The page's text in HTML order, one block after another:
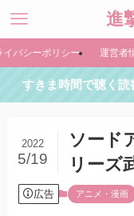
進
イバシーポリシー 運営者
すきま時間で聴く読
ソード
リーズ
2022
5/19
広告 アニメ・漫画